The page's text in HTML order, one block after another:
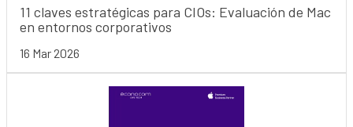
11 claves estratégicas para CIOs: Evaluación de Mac
en entornos corporativos
16 Mar 2026